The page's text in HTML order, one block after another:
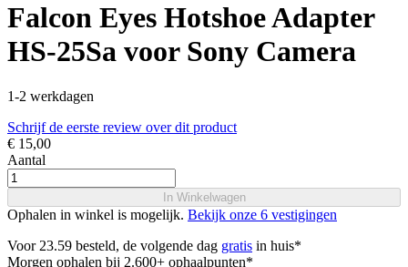
Falcon Eyes Hotshoe Adapter
HS-25Sa voor Sony Camera
1-2 werkdagen
Schrijf de eerste review over dit product
€ 15,00
Aantal
In Winkelwagen
Ophalen in winkel is mogelijk. Bekijk onze 6 vestigingen
Voor 23.59 besteld, de volgende dag gratis in huis*
Morgen ophalen bij 2.600+ ophaalpunten*